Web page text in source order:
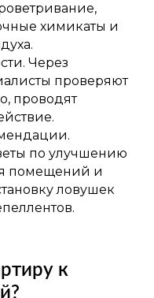
химикаты и
Через
проверяют
проводят
по улучшению
помещений и
ловушек
к